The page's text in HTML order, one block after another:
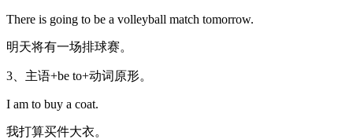
There is going to be a volleyball match tomorrow.
明天将有一场排球赛。
3、主语+be to+动词原形。
I am to buy a coat.
我打算买件大衣。